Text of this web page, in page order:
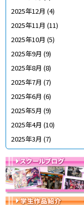
2025年12月 (4)
2025年11月 (11)
2025年10月 (5)
2025年9月 (9)
2025年8月 (8)
2025年7月 (7)
2025年6月 (6)
2025年5月 (9)
2025年4月 (10)
2025年3月 (7)